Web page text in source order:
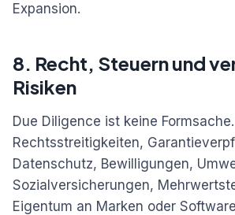
Expansion.
8. Recht, Steuern und
Risiken
Due Diligence ist keine
Rechtsstreitigkeiten,
Datenschutz, Bewilligungen,
Sozialversicherungen,
Eigentum an Marken oder